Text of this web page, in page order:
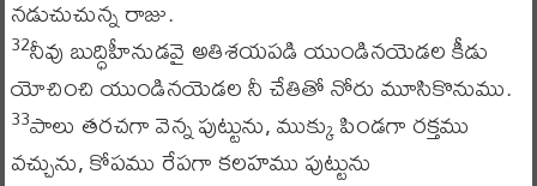
నడుచుచున్న రాజు.
32నీవు బుద్ధిహీనుడవై అతిశయపడి యుండినయెడల కీడు
యోచించి యుండినయెడల నీ చేతితో నోరు మూసికొనుము.
33పాలు తరచగా వెన్న పుట్టును, ముక్కు పిండగా రక్తము
వచ్చును, కోపము రేపగా కలహము పుట్టును